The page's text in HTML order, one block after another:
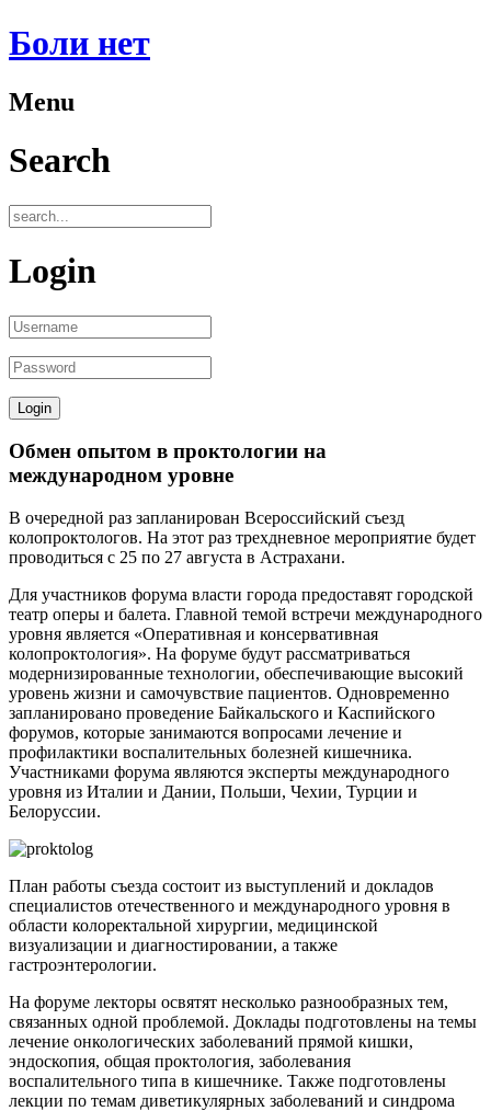
Боли нет
Menu
Search
Login
Обмен опытом в проктологии на
международном уровне
В очередной раз запланирован Всероссийский съезд
колопроктологов. На этот раз трехдневное мероприятие будет
проводиться с 25 по 27 августа в Астрахани.
Для участников форума власти города предоставят городской
театр оперы и балета. Главной темой встречи международного
уровня является «Оперативная и консервативная
колопроктология». На форуме будут рассматриваться
модернизированные технологии, обеспечивающие высокий
уровень жизни и самочувствие пациентов. Одновременно
запланировано проведение Байкальского и Каспийского
форумов, которые занимаются вопросами лечение и
профилактики воспалительных болезней кишечника.
Участниками форума являются эксперты международного
уровня из Италии и Дании, Польши, Чехии, Турции и
Белоруссии.
План работы съезда состоит из выступлений и докладов
специалистов отечественного и международного уровня в
области колоректальной хирургии, медицинской
визуализации и диагностировании, а также
гастроэнтерологии.
На форуме лекторы освятят несколько разнообразных тем,
связанных одной проблемой. Доклады подготовлены на темы
лечение онкологических заболеваний прямой кишки,
эндоскопия, общая проктология, заболевания
воспалительного типа в кишечнике. Также подготовлены
лекции по темам диветикулярных заболеваний и синдрома